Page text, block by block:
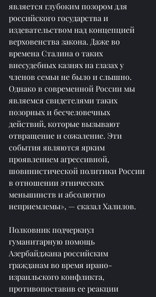
является глубоким позором для
российского государства и
издевательством над концепцией
верховенства закона. Даже во
времена Сталина о таких
внесудебных казнях на глазах у
членов семьи не было и слышно.
Однако в современной России мы
являемся свидетелями таких
позорных и бесчеловечных
действий, которые вызывают
отвращение и сожаление. Эти
события являются ярким
проявлением агрессивной,
шовинистической политики России
в отношении этнических
меньшинств и абсолютно
неприемлемы», — сказал Халилов.
Полковник подчеркнул
гуманитарную помощь
Азербайджана российским
гражданам во время ирано-
израильского конфликта,
противопоставив ее реакции